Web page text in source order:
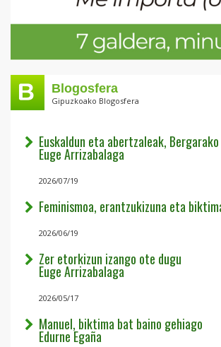
Blogosfera
Gipuzkoako Blogosfera
Euskaldun eta abertzaleak,
Euge Arrizabalaga
2026/07/19
Feminismoa, erantzukizuna eta
2026/06/19
Zer etorkizun izango ote dugu
Euge Arrizabalaga
2026/05/17
Manuel, biktima bat baino gehiago
Edurne Egaña